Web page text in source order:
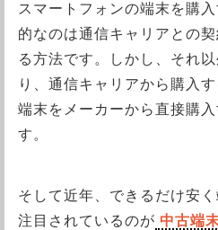
スマートフォンの端末を購
的なのは通信キャリアとの
る方法です。しかし、それ
り、通信キャリアから購入
端末をメーカーから直接購
す。
そして近年、できるだけ安
注目されているのが 中古端